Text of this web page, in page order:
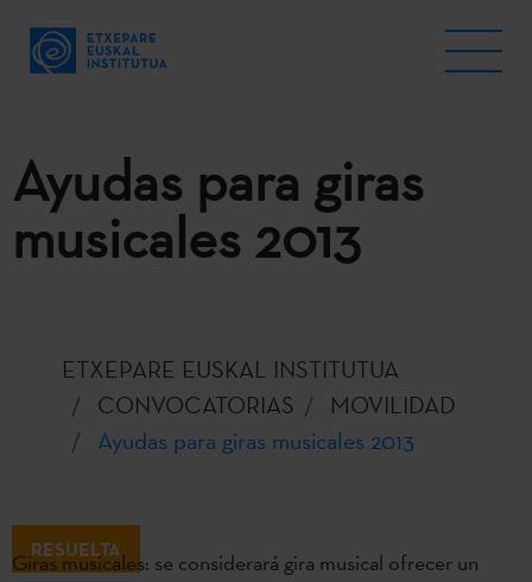
Ayudas para giras
musicales 2013
ETXEPARE EUSKAL INSTITUTUA
CONVOCATORIAS
MOVILIDAD
Ayudas para giras musicales 2013
RESUELTA
Giras musicales: se considerará gira musical ofrecer un